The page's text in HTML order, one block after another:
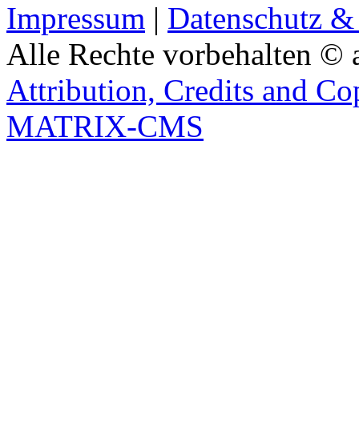
Impressum | Datenschutz
Alle Rechte vorbehalten ©
Attribution, Credits and
MATRIX-CMS